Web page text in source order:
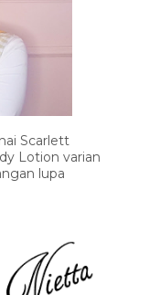
Scarlett
Lotion varian
lupa